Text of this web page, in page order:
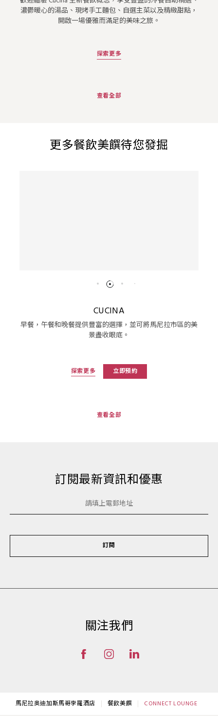
濃鬱暖心的湯品、現烤手工麵包、自選主菜以及精緻甜點，
開啟一場優雅而滿足的美味之旅。
探索更多
查看全部
更多餐飲美饌待您發掘
CUCINA
早餐，午餐和晚餐提供豐富的選擇，並可將馬尼拉市區的美
景盡收眼底。
探索更多 立即預約
查看全部
訂閱最新資訊和優惠
訂閱
關注我們
馬尼拉奥迪加斯馬哥孛羅酒店 餐飲美饌 CONNECT LOUNGE